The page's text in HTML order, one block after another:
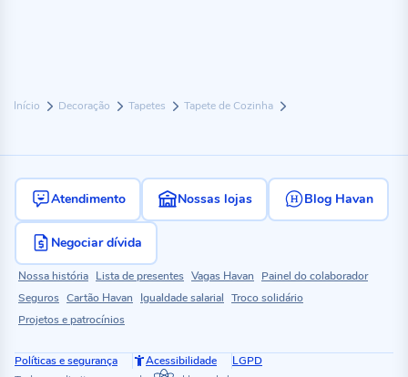
Início Decoração Tapetes Tapete de Cozinha
Atendimento Nossas lojas Blog Havan
Negociar dívida
Nossa história Lista de presentes Vagas Havan
Painel do colaborador
Seguros Cartão Havan Igualdade salarial Troco solidário
Projetos e patrocínios
Políticas e segurança Acessibilidade
LGPD